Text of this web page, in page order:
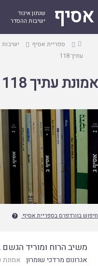
אסיף
שנתון איגוד
ישיבות ההסדר
עמוד
ראשי
ספריית אסיף
עתיך 118
אמונת עתיך 118
חיפוש בוורדפרס בספריית אסיף 
משיב הרוח ומוריד הגשם
אגרונום מרדכי שומרון אמונת